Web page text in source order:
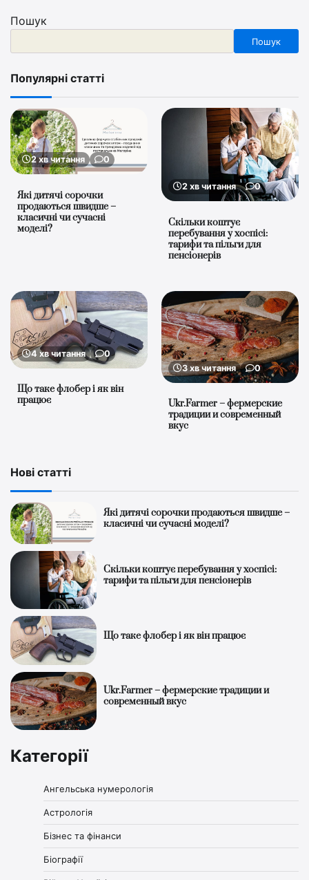
Пошук
Пошук
Популярні статті
2 хв читання 0
Які дитячі сорочки
продаються швидше –
класичні чи сучасні
моделі?
2 хв читання 0
Скільки коштує
перебування у хоспісі:
тарифи та пільги для
пенсіонерів
4 хв читання 0
Що таке флобер і як він
працює
3 хв читання 0
Ukr.Farmer – фермерские
традиции и современный
вкус
Нові статті
Які дитячі сорочки продаються швидше –
класичні чи сучасні моделі?
Скільки коштує перебування у хоспісі:
тарифи та пільги для пенсіонерів
Що таке флобер і як він працює
Ukr.Farmer – фермерские традиции и
современный вкус
Категорії
Ангельська нумерологія
Астрологія
Бізнес та фінанси
Біографії